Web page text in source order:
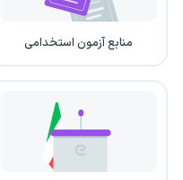
منابع آزمون استخدامی